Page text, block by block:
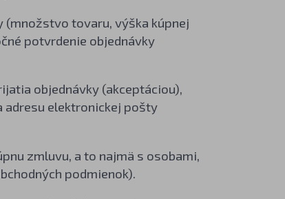
(množstvo tovaru, výška kúpnej
potvrdenie objednávky
objednávky (akceptáciou),
adresu elektronickej pošty
zmluvu, a to najmä s osobami,
podmienok).